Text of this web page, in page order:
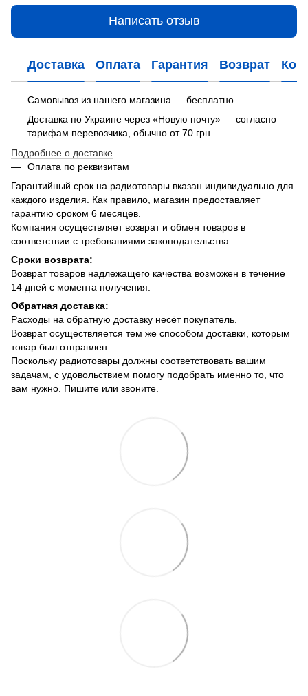
Написать отзыв
Доставка Оплата Гарантия Возврат
Самовывоз из нашего магазина — бесплатно.
Доставка по Украине через «Новую почту» — согласно
тарифам перевозчика, обычно от 70 грн
Подробнее о доставке
Оплата по реквизитам
Гарантийный срок на радиотовары вказан индивидуально для
каждого изделия. Как правило, магазин предоставляет
гарантию сроком 6 месяцев.
Компания осуществляет возврат и обмен товаров в
соответствии с требованиями законодательства.
Сроки возврата:
Возврат товаров надлежащего качества возможен в течение
14 дней с момента получения.
Обратная доставка:
Расходы на обратную доставку несёт покупатель.
Возврат осуществляется тем же способом доставки, которым
товар был отправлен.
Поскольку радиотовары должны соответствовать вашим
задачам, с удовольствием помогу подобрать именно то, что
вам нужно. Пишите или звоните.